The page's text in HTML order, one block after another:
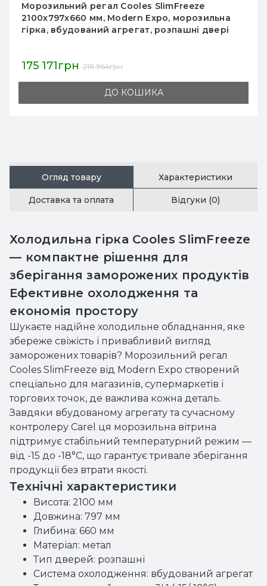
Морозильний регал Cooles SlimFreeze
2100х797х660 мм, Modern Expo, морозильна
гірка, вбудований агрегат, розпашні двері
175 171грн 218 964грн
ДО КОШИКА
Огляд товару Характеристики
Доставка та оплата Відгуки (0)
Холодильна гірка Cooles SlimFreeze
— компактне рішення для
зберігання заморожених продуктів
Ефективне охолодження та
економія простору
Шукаєте надійне холодильне обладнання, яке
збереже свіжість і привабливий вигляд
заморожених товарів? Морозильний регал
Cooles SlimFreeze від Modern Expo створений
спеціально для магазинів, супермаркетів і
торгових точок, де важлива кожна деталь.
Завдяки вбудованому агрегату та сучасному
контролеру Carel ця морозильна вітрина
підтримує стабільний температурний режим —
від -15 до -18°C, що гарантує тривале зберігання
продукції без втрати якості.
Технічні характеристики
Висота: 2100 мм
Довжина: 797 мм
Глибина: 660 мм
Матеріал: метал
Тип дверей: розпашні
Система охолодження: вбудований агрегат